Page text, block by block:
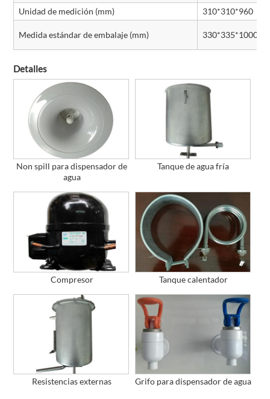
Unidad de medición (mm)
310*310*960
Medida estándar de embalaje (mm) 330*335*1000
Detalles
Non spill para dispensador de
agua
Tanque de agua fría
Compresor Tanque calentador
Resistencias externas Grifo para dispensador de agua